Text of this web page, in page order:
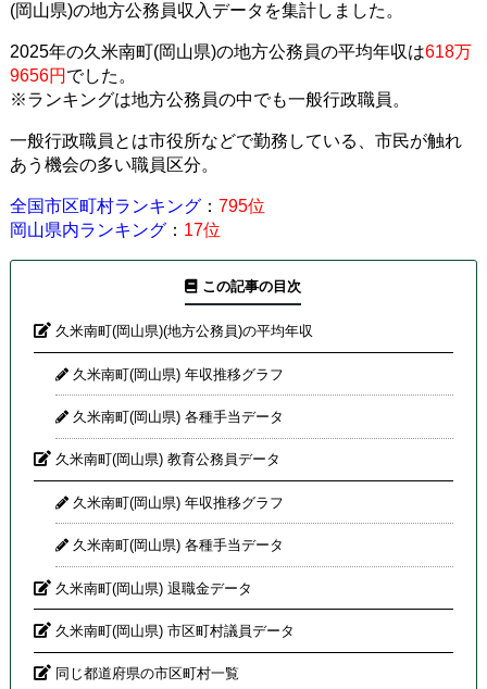
(岡山県)の地方公務員収入データを集計しました。
2025年の久米南町(岡山県)の地方公務員の平均年収は618万
9656円 でした。
※ランキングは地方公務員の中でも一般行政職員。
一般行政職員とは市役所などで勤務している、市民が触れ
あう機会の多い職員区分。
全国市区町村ランキング： 795位
岡山県内ランキング： 17位
この記事の目次
久米南町(岡山県)(地方公務員)の平均年収
久米南町(岡山県) 年収推移グラフ
久米南町(岡山県) 各種手当データ
久米南町(岡山県) 教育公務員データ
久米南町(岡山県) 年収推移グラフ
久米南町(岡山県) 各種手当データ
久米南町(岡山県) 退職金データ
久米南町(岡山県) 市区町村議員データ
同じ都道府県の市区町村一覧